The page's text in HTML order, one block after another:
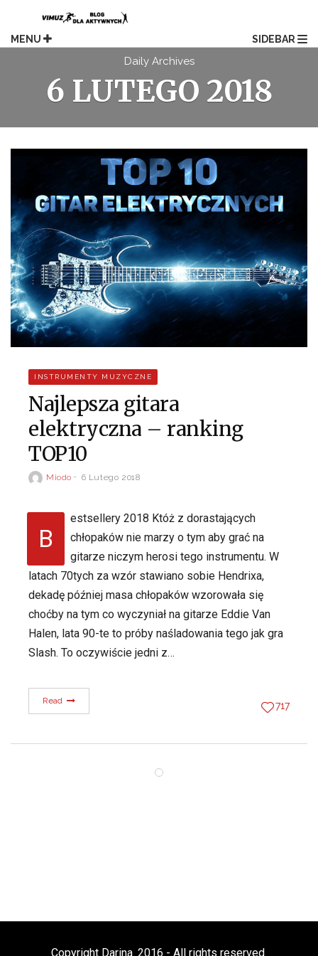
content
MENU SIDEBAR
Daily Archives
6 LUTEGO 2018
INSTRUMENTY MUZYCZNE
Najlepsza gitara
elektryczna – ranking
TOP10
Miodo 6 Lutego 2018
B
estsellery 2018 Któż z dorastających
chłopaków nie marzy o tym aby grać na
gitarze niczym herosi tego instrumentu. W
latach 70tych za wzór stawiano sobie Hendrixa,
dekadę później masa chłopaków wzorowała się
choćby na tym co wyczyniał na gitarze Eddie Van
Halen, lata 90-te to próby naśladowania tego jak gra
Slash. To oczywiście jedni z…
Read 717
Copyright Darina. 2016 - All rights reserved.